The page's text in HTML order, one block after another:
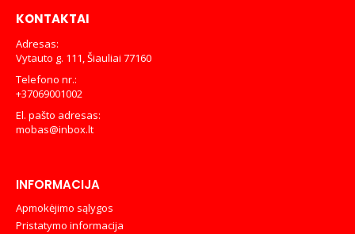
KONTAKTAI
Adresas:
Vytauto g. 111, Šiauliai 77160
Telefono nr.:
+37069001002
El. pašto adresas:
mobas@inbox.lt
INFORMACIJA
Apmokėjimo sąlygos
Pristatymo informacija